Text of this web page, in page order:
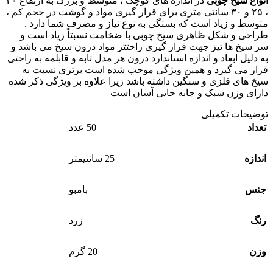
، ۲۵ و ۳۰ سانتی متری برای قرار گیری مواد و گوشت در حجم کم ،
متوسط و زیاد است که بستگی به نوع نیاز و مصرف شما دارد .
طراحی و شکل ظاهری سیخ چوبی با ضخامت نسبتاً زیاد است و
سر سیخ ها تیز جهت قرار گیری راحتتر مواد درون سیخ می باشد و
به دلیل ابعاد و اندازه استاندارد درون هر مدل تابه و قابلمه به راحتی
قرار می گیرد و همین ویژگی موجب شده است برتری نسبت به
سیخ های فلزی و سنگین داشته باشد زیرا علاوه بر ویژگی ذکر شده
دارای وزن سبک و جابه جایی آسان است
توضیحات تکمیلی
تعداد
50 عدد
اندازه 25 سانتیمتر
جنس بامبو
رنگ زرد
وزن 20 گرم